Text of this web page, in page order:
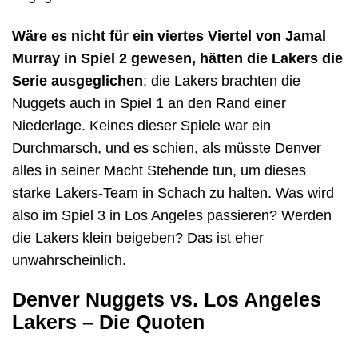
Wäre es nicht für ein viertes Viertel von Jamal
Murray in Spiel 2 gewesen, hätten die Lakers die
Serie ausgeglichen; die Lakers brachten die
Nuggets auch in Spiel 1 an den Rand einer
Niederlage. Keines dieser Spiele war ein
Durchmarsch, und es schien, als müsste Denver
alles in seiner Macht Stehende tun, um dieses
starke Lakers-Team in Schach zu halten. Was wird
also im Spiel 3 in Los Angeles passieren? Werden
die Lakers klein beigeben? Das ist eher
unwahrscheinlich.
Denver Nuggets vs. Los Angeles
Lakers – Die Quoten